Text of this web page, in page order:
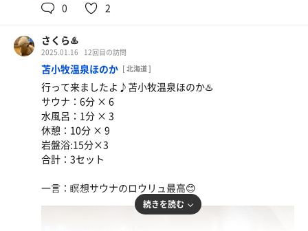
0 2
さくら♨️
2025.01.16 12回目の訪問
苫小牧温泉ほのか [ 北海道 ]
行って来ましたよ♪苫小牧温泉ほのか♨️
サウナ：6分 × 6
水風呂：1分 × 3
休憩：10分 × 9
岩盤浴:15分×3
合計：3セット
一言：瞑想サウナのロウリュ最高😊
続きを読む